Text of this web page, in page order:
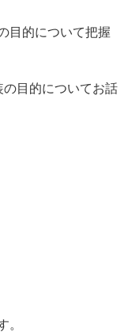
目的について把握
目的についてお話
。